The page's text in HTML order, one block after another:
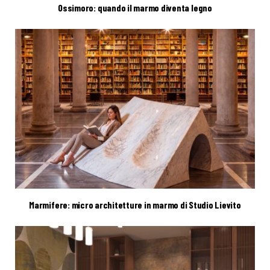
Ossimoro: quando il marmo diventa legno
Marmifere: micro architetture in marmo di Studio Lievito